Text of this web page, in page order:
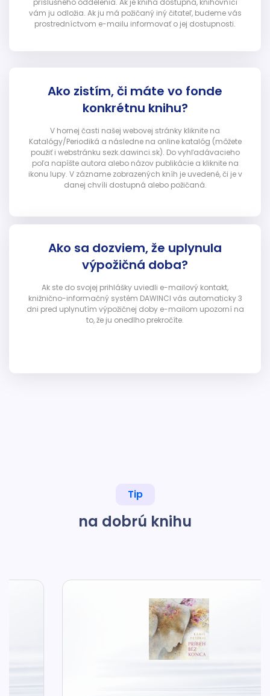
príslušného oddelenia. Ak je kniha dostupná, knihovníci
vám ju odložia. Ak ju má požičaný iný čitateľ, budeme vás
prostredníctvom e-mailu informovať o jej dostupnosti.
Ako zistím, či máte vo fonde
konkrétnu knihu?
V hornej časti našej webovej stránky kliknite na
Katalógy/Periodiká a následne na online katalóg (môžete
použiť i webstránku sezk.dawinci.sk). Do vyhľadávacieho
poľa napíšte autora alebo názov publikácie a kliknite na
ikonu lupy. V zázname zobrazených kníh je uvedené, či je v
danej chvíli dostupná alebo požičaná.
Ako sa dozviem, že uplynula
výpožičná doba?
Ak ste do svojej prihlášky uviedli e-mailový kontakt,
knižnično-informačný systém DAWINCI vás automaticky 3
dni pred uplynutím výpožičnej doby e-mailom upozorní na
to, že ju onedlho prekročíte.
Tip
na dobrú knihu